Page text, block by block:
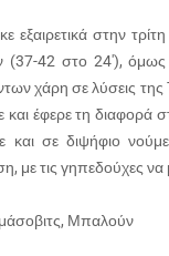
εξαιρετικά στην
42 στο 24′), όμως
χάρη σε λύσεις της
και έφερε τη
και σε διψήφιο
με τις γηπεδούχες
Μπαλούν